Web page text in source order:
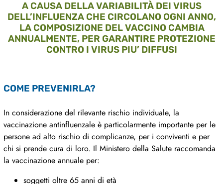
A CAUSA DELLA VARIABILITÀ DEI VIRUS
DELL’INFLUENZA CHE CIRCOLANO OGNI ANNO,
LA COMPOSIZIONE DEL VACCINO CAMBIA
ANNUALMENTE, PER GARANTIRE PROTEZIONE
CONTRO I VIRUS PIU’ DIFFUSI
COME PREVENIRLA?
In considerazione del rilevante rischio individuale, la
vaccinazione antinfluenzale è particolarmente importante per le
persone ad alto rischio di complicanze, per i conviventi e per
chi si prende cura di loro. Il Ministero della Salute raccomanda
la vaccinazione annuale per:
soggetti oltre 65 anni di età